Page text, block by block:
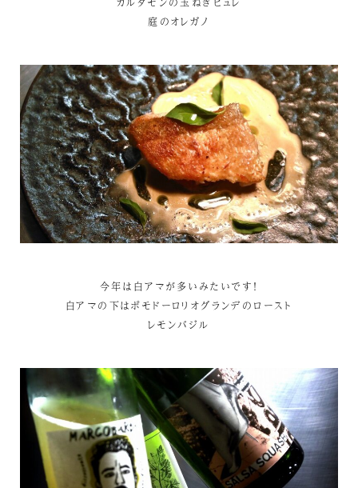
庭のオレガノ
今年は白アマが多いみたいです！
白アマの下はポモドーロリオグランデのロースト
レモンバジル